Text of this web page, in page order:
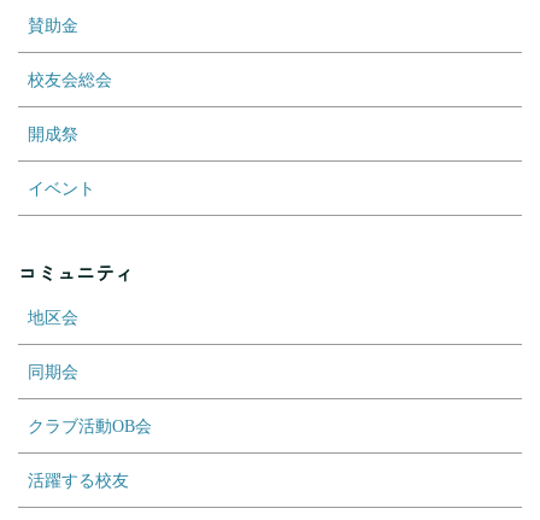
賛助金
校友会総会
開成祭
イベント
コミュニティ
地区会
同期会
クラブ活動OB会
活躍する校友